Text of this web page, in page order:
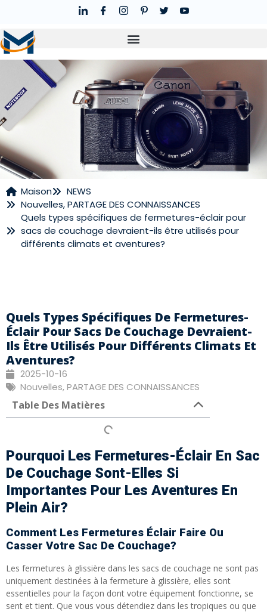
NOUVELLES
Maison
NEWS
Nouvelles,PARTAGE DES CONNAISSANCES
Quels types spécifiques de fermetures-éclair pour
sacs de couchage devraient-ils être utilisés pour
différents climats et aventures?
Quels Types Spécifiques De Fermetures-
Éclair Pour Sacs De Couchage Devraient-
Ils Être Utilisés Pour Différents Climats Et
Aventures?
2025-10-16
Nouvelles,PARTAGE DES CONNAISSANCES
Table Des Matières
Pourquoi Les Fermetures-Éclair En Sac
De Couchage Sont-Elles Si
Importantes Pour Les Aventures En
Plein Air?
Comment Les Fermetures Éclair Faire Ou
Casser Votre Sac De Couchage?
Les fermetures à glissière dans les sacs de couchage ne sont pas
uniquement destinées à la fermeture à glissière, elles sont
essentielles pour la façon dont votre équipement fonctionne, se
sent et tient. Que vous vous détendiez dans les tropiques ou que